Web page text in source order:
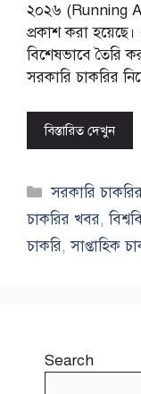
২০২৬ (Running
প্রকাশ করা হয়েছে।
বিশেষভাবে তৈরি
সরকারি চাকরির
বিস্তারিত দেখুন
Categories
সরকারি
চাকরির খবর,
চাকরি,সাপ্তাহিক
Search